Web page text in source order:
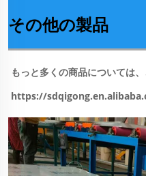
その他の製品
https://